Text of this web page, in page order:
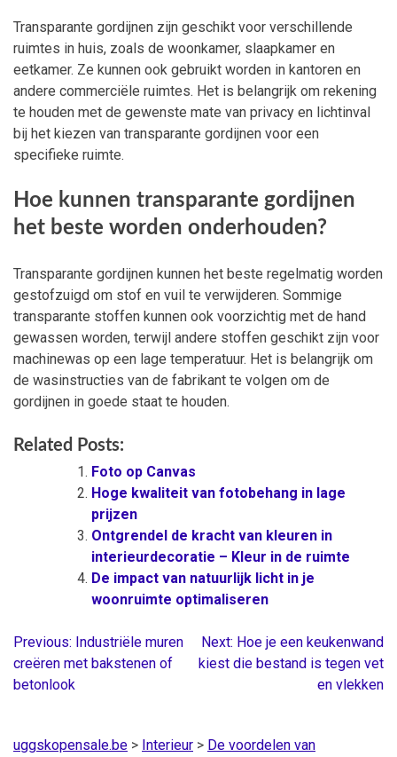
Transparante gordijnen zijn geschikt voor verschillende
ruimtes in huis, zoals de woonkamer, slaapkamer en
eetkamer. Ze kunnen ook gebruikt worden in kantoren en
andere commerciële ruimtes. Het is belangrijk om rekening
te houden met de gewenste mate van privacy en lichtinval
bij het kiezen van transparante gordijnen voor een
specifieke ruimte.
Hoe kunnen transparante gordijnen
het beste worden onderhouden?
Transparante gordijnen kunnen het beste regelmatig worden
gestofzuigd om stof en vuil te verwijderen. Sommige
transparante stoffen kunnen ook voorzichtig met de hand
gewassen worden, terwijl andere stoffen geschikt zijn voor
machinewas op een lage temperatuur. Het is belangrijk om
de wasinstructies van de fabrikant te volgen om de
gordijnen in goede staat te houden.
Related Posts:
Foto op Canvas
Hoge kwaliteit van fotobehang in lage
prijzen
Ontgrendel de kracht van kleuren in
interieurdecoratie – Kleur in de ruimte
De impact van natuurlijk licht in je
woonruimte optimaliseren
Berichtnavigatie
Previous: Industriële muren
creëren met bakstenen of
betonlook
Next: Hoe je een keukenwand
kiest die bestand is tegen vet
en vlekken
uggskopensale.be > Interieur > De voordelen van